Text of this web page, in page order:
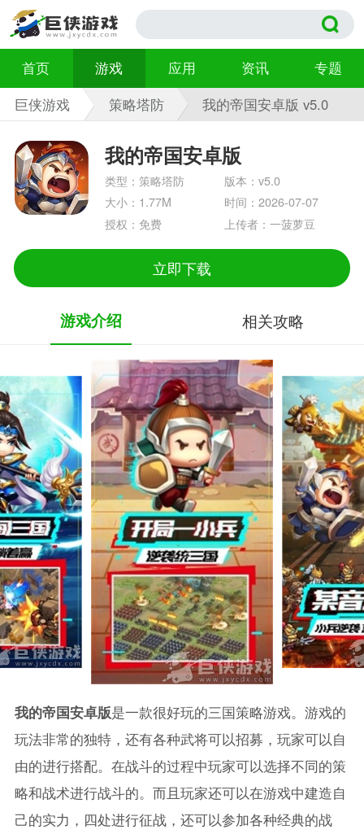
首页 游戏 应用 资讯
专题
巨侠游戏
策略塔防 我的帝国安卓版 v5.0
我的帝国安卓版
类型：策略塔防
版本：v5.0
大小：1.77M
时间：2026-07-07
授权：免费
上传者：一菠萝豆
立即下载
游戏介绍 相关攻略
我的帝国安卓版是一款很好玩的三国策略游戏。游戏的
玩法非常的独特，还有各种武将可以招募，玩家可以自
由的进行搭配。在战斗的过程中玩家可以选择不同的策
略和战术进行战斗的。而且玩家还可以在游戏中建造自
己的实力，四处进行征战，还可以参加各种经典的战